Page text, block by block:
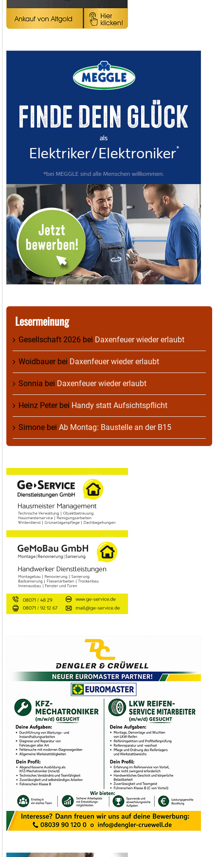
Lesermeinung
Gesellschaft 2026 bei Daxenfeuer wieder erlaubt
Woidbauerbei Daxenfeuer wieder erlaubt
Sonnia bei Daxenfeuer wieder erlaubt
Heinz Peterbei Handy statt Aufsichtspflicht
Simone bei Ab Montag: Baustelle an der B15